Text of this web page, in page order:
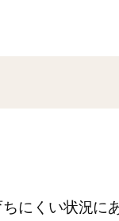
にくい状況に